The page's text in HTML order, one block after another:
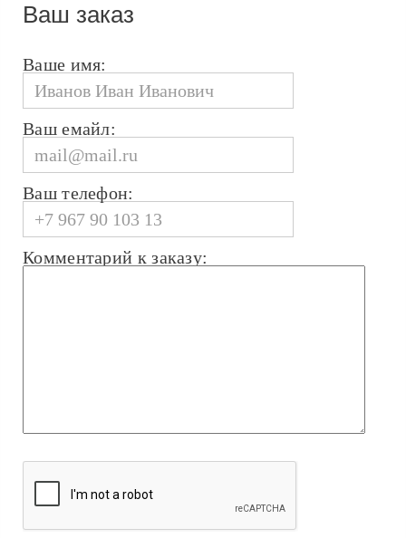
Ваш заказ
Ваше имя:
Ваш емайл:
Ваш телефон:
Комментарий к заказу: